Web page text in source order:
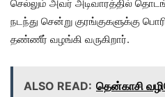
செல்லும் அவர் அடிவாரத்தில்
நடந்து சென்று குரங்குகளுக்கு
தண்ணீர் வழங்கி வருகிறார்.
ALSO READ: தென்காசி